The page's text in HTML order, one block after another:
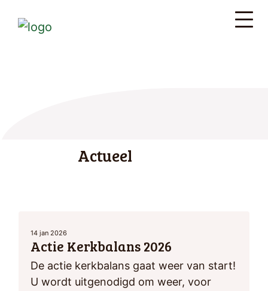
Actueel
14 jan 2026
Actie Kerkbalans 2026
De actie kerkbalans gaat weer van start!
U wordt uitgenodigd om weer, voor